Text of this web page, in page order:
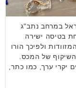
של משטרת ישראל במרחב נתב"ג
בטיסה ישירה
ולפיכך הורו
של המכס.
יקרי ערך, כמו כתר,